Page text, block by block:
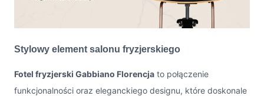
Stylowy element salonu fryzjerskiego
Fotel fryzjerski Gabbiano Florencja to połączenie
funkcjonalności oraz eleganckiego designu, które doskonale